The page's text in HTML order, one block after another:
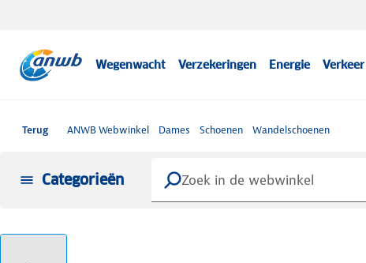
Wegenwacht Verzekeringen Energie Verkeer
Terug ANWB Webwinkel Dames Schoenen Wandelschoenen
Categorieën